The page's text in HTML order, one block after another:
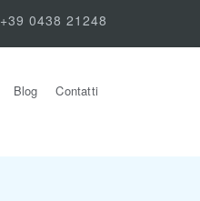
+39 0438 21248
Blog Contatti